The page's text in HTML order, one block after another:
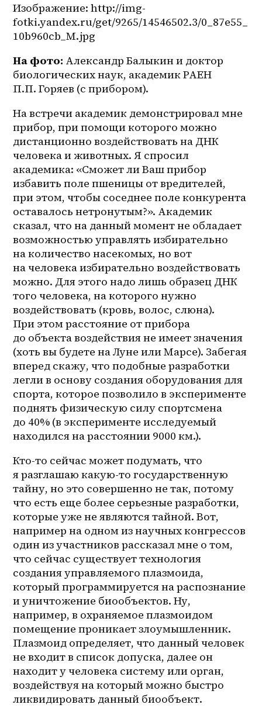
Изображение: http://img-
fotki.yandex.ru/get/9265/14546502.3/0_87e55_
10b960cb_M.jpg
На фото: Александр Балыкин и доктор
биологических наук, академик РАЕН
П.П. Горяев (с прибором).
На встречи академик демонстрировал мне
прибор, при помощи которого можно
дистанционно воздействовать на ДНК
человека и животных. Я спросил
академика: «Сможет ли Ваш прибор
избавить поле пшеницы от вредителей,
при этом, чтобы соседнее поле конкурента
оставалось нетронутым?». Академик
сказал, что на данный момент не обладает
возможностью управлять избирательно
на количество насекомых, но вот
на человека избирательно воздействовать
можно. Для этого надо лишь образец ДНК
того человека, на которого нужно
воздействовать (кровь, волос, слюна).
При этом расстояние от прибора
до объекта воздействия не имеет значения
(хоть вы будете на Луне или Марсе). Забегая
вперед скажу, что подобные разработки
легли в основу создания оборудования для
спорта, которое позволило в эксперименте
поднять физическую силу спортсмена
до 40% (в эксперименте исследуемый
находился на расстоянии 9000 км.).
Кто-то сейчас может подумать, что
я разглашаю какую-то государственную
тайну, но это совершенно не так, потому
что есть еще более серьезные разработки,
которые уже не являются тайной. Вот,
например на одном из научных конгрессов
один из участников рассказал мне о том,
что сейчас существует технология
создания управляемого плазмоида,
который программируется на распознание
и уничтожение биообъектов. Ну,
например, в охраняемое плазмоидом
помещение проникает злоумышленник.
Плазмоид определяет, что данный человек
не входит в список допуска, далее он
находит у человека систему или орган,
воздействуя на который можно быстро
ликвидировать данный биообъект.